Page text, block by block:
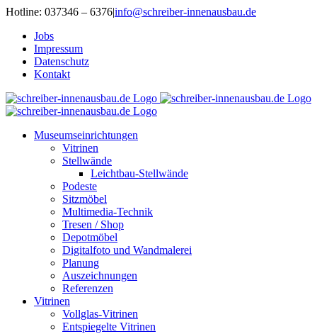
Zum
springen
Hotline: 037346 – 6376|info@schreiber-innenausbau.de
Jobs
Impressum
Datenschutz
Kontakt
Museumseinrichtungen
Vitrinen
Stellwände
Leichtbau-Stellwände
Podeste
Sitzmöbel
Multimedia-Technik
Tresen / Shop
Depotmöbel
Digitalfoto und Wandmalerei
Planung
Auszeichnungen
Referenzen
Vitrinen
Vollglas-Vitrinen
Entspiegelte Vitrinen